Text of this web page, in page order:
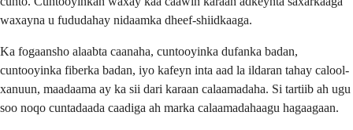
waxayna u fududahay nidaamka dheef-shiidkaaga.
Ka fogaansho alaabta caanaha, cuntooyinka dufanka badan,
cuntooyinka fiberka badan, iyo kafeyn inta aad la ildaran tahay calool-
xanuun, maadaama ay ka sii dari karaan calaamadaha. Si tartiib ah ugu
soo noqo cuntadaada caadiga ah marka calaamadahaagu hagaagaan.